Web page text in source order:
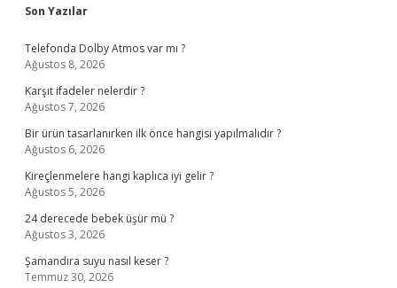
Sidebar
Son Yazılar
Telefonda Dolby Atmos var mı ?
Ağustos 8, 2026
Karşıt ifadeler nelerdir ?
Ağustos 7, 2026
Bir ürün tasarlanırken ilk önce hangisi yapılmalıdır ?
Ağustos 6, 2026
Kireçlenmelere hangi kaplıca iyi gelir ?
Ağustos 5, 2026
24 derecede bebek üşür mü ?
Ağustos 3, 2026
Şamandıra suyu nasıl keser ?
Temmuz 30, 2026